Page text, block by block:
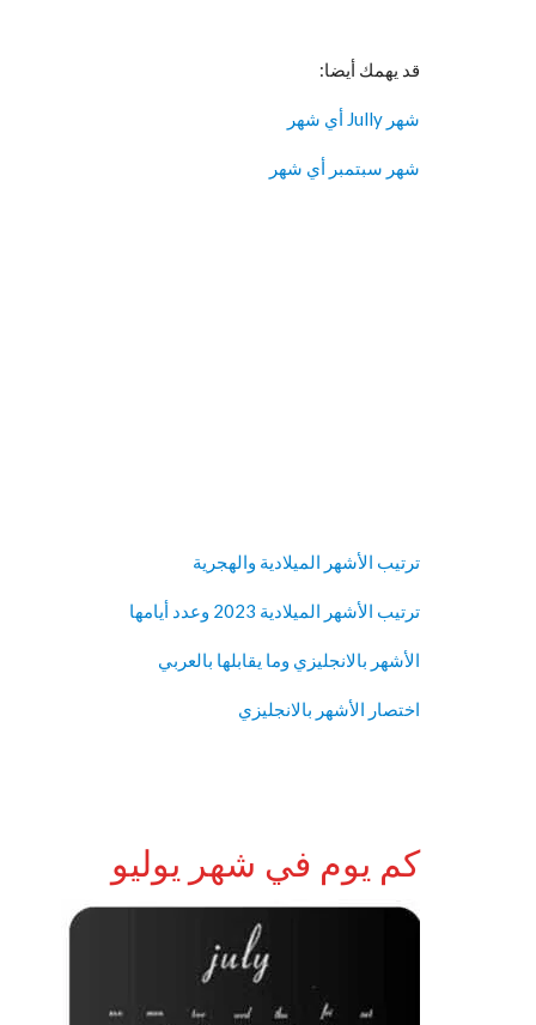
قد يهمك أيضا:
شهر Jully أي شهر
شهر سبتمبر أي شهر
ترتيب الأشهر الميلادية والهجرية
ترتيب الأشهر الميلادية 2023 وعدد أيامها
الأشهر بالانجليزي وما يقابلها بالعربي
اختصار الأشهر بالانجليزي
كم يوم في شهر يوليو